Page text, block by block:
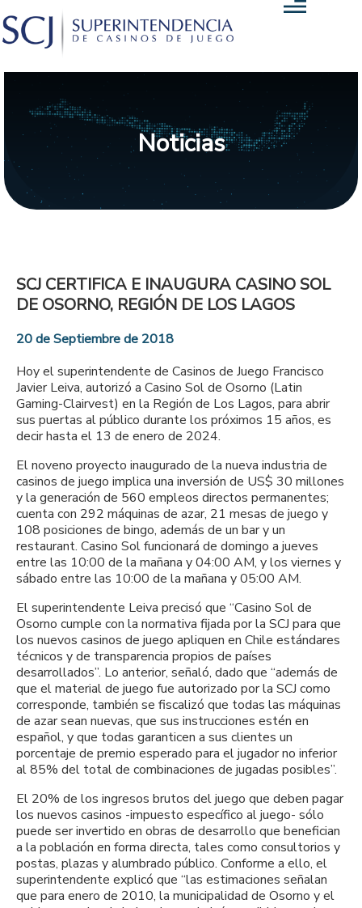
Noticias
SCJ CERTIFICA E INAUGURA CASINO SOL
DE OSORNO, REGIÓN DE LOS LAGOS
20 de Septiembre de 2018
Hoy el superintendente de Casinos de Juego Francisco
Javier Leiva, autorizó a Casino Sol de Osorno (Latin
Gaming-Clairvest) en la Región de Los Lagos, para abrir
sus puertas al público durante los próximos 15 años, es
decir hasta el 13 de enero de 2024.
El noveno proyecto inaugurado de la nueva industria de
casinos de juego implica una inversión de US$ 30 millones
y la generación de 560 empleos directos permanentes;
cuenta con 292 máquinas de azar, 21 mesas de juego y
108 posiciones de bingo, además de un bar y un
restaurant. Casino Sol funcionará de domingo a jueves
entre las 10:00 de la mañana y 04:00 AM, y los viernes y
sábado entre las 10:00 de la mañana y 05:00 AM.
El superintendente Leiva precisó que “Casino Sol de
Osorno cumple con la normativa fijada por la SCJ para que
los nuevos casinos de juego apliquen en Chile estándares
técnicos y de transparencia propios de países
desarrollados”. Lo anterior, señaló, dado que “además de
que el material de juego fue autorizado por la SCJ como
corresponde, también se fiscalizó que todas las máquinas
de azar sean nuevas, que sus instrucciones estén en
español, y que todas garanticen a sus clientes un
porcentaje de premio esperado para el jugador no inferior
al 85% del total de combinaciones de jugadas posibles”.
El 20% de los ingresos brutos del juego que deben pagar
los nuevos casinos -impuesto específico al juego- sólo
puede ser invertido en obras de desarrollo que benefician
a la población en forma directa, tales como consultorios y
postas, plazas y alumbrado público. Conforme a ello, el
superintendente explicó que “las estimaciones señalan
que para enero de 2010, la municipalidad de Osorno y el